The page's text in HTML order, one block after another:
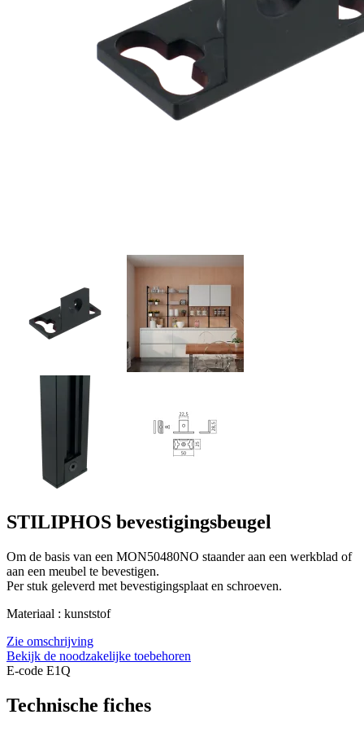
STILIPHOS bevestigingsbeugel
Om de basis van een MON50480NO staander aan een werkblad of
aan een meubel te bevestigen.
Per stuk geleverd met bevestigingsplaat en schroeven.
Materiaal : kunststof
Zie omschrijving
Bekijk de noodzakelijke toebehoren
E-code E1Q
Technische fiches